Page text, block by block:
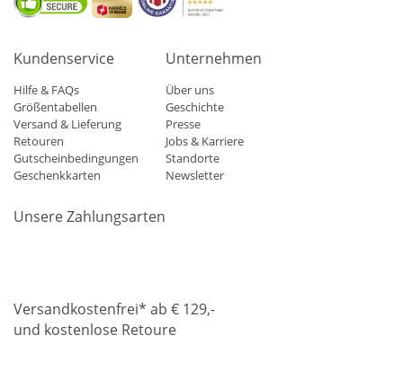
Kundenservice
Hilfe & FAQs
Größentabellen
Versand & Lieferung
Retouren
Gutscheinbedingungen
Geschenkkarten
Unternehmen
Über uns
Geschichte
Presse
Jobs & Karriere
Standorte
Newsletter
Unsere Zahlungsarten
Versandkostenfrei* ab € 129,-
und kostenlose Retoure